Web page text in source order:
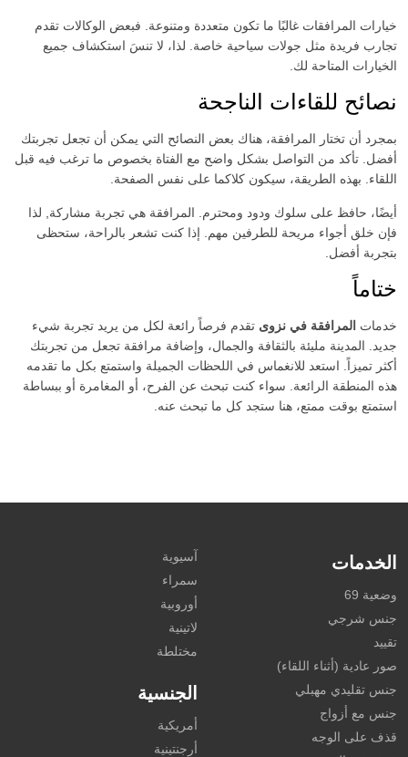
خيارات المرافقات غالبًا ما تكون متعددة ومتنوعة. فبعض الوكالات تقدم
تجارب فريدة مثل جولات سياحية خاصة. لذا، لا تنسَ استكشاف جميع
الخيارات المتاحة لك.
نصائح للقاءات الناجحة
بمجرد أن تختار المرافقة، هناك بعض النصائح التي يمكن أن تجعل تجربتك
أفضل. تأكد من التواصل بشكل واضح مع الفتاة بخصوص ما ترغب فيه قبل
اللقاء. بهذه الطريقة، سيكون كلاكما على نفس الصفحة.
أيضًا، حافظ على سلوك ودود ومحترم. المرافقة هي تجربة مشاركة, لذا
فإن خلق أجواء مريحة للطرفين مهم. إذا كنت تشعر بالراحة، ستحظى
بتجربة أفضل.
ختاماً
خدمات المرافقة في نزوى تقدم فرصاً رائعة لكل من يريد تجربة شيء
جديد. المدينة مليئة بالثقافة والجمال، وإضافة مرافقة تجعل من تجربتك
أكثر تميزاً. استعد للانغماس في اللحظات الجميلة واستمتع بكل ما تقدمه
هذه المنطقة الرائعة. سواء كنت تبحث عن الفرح، أو المغامرة أو ببساطة
استمتع بوقت ممتع، هنا ستجد كل ما تبحث عنه.
الخدمات
وضعية 69
جنس شرجي
تقييد
صور عادية (أثناء اللقاء)
جنس تقليدي مهبلي
جنس مع أزواج
قذف على الوجه
آسيوية
سمراء
أوروبية
لاتينية
مختلطة
الجنسية
أمريكية
أرجنتينية